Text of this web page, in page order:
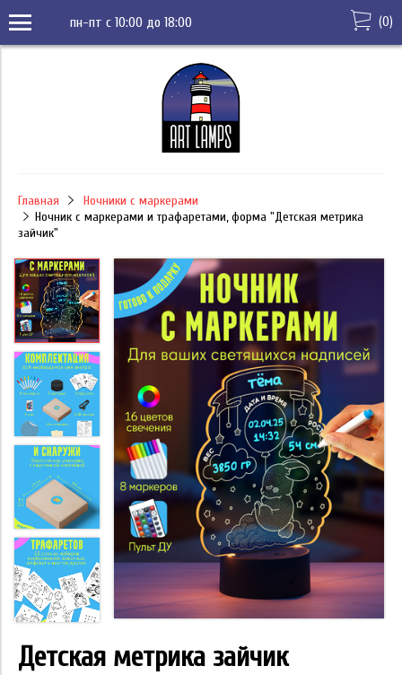
пн-пт с 10:00 до 18:00 (0)
Главная
Ночники с маркерами
Ночник с маркерами и трафаретами, форма "Детская метрика
зайчик"
Детская метрика зайчик